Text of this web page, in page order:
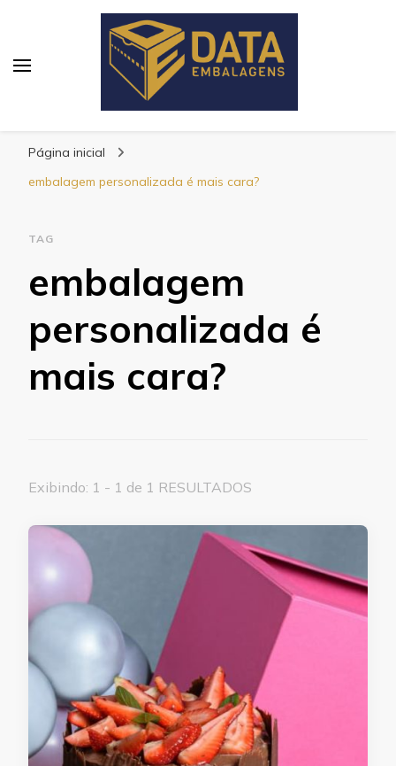
Página inicial
embalagem personalizada é mais cara?
TAG
embalagem
personalizada é
mais cara?
Exibindo: 1 - 1 de 1 RESULTADOS